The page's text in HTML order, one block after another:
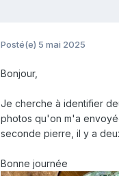
Posté(e) 5 mai 2025
Bonjour,
Je cherche à identifier
photos qu'on m'a
seconde pierre, il y a
Bonne journée